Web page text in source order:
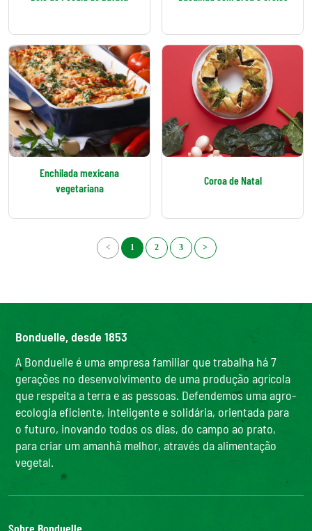
Enchilada mexicana
vegetariana
Coroa de Natal
< 1 2 3 >
Bonduelle, desde 1853
A Bonduelle é uma empresa familiar que trabalha há 7
gerações no desenvolvimento de uma produção agrícola
que respeita a terra e as pessoas. Defendemos uma agro-
ecologia eficiente, inteligente e solidária, orientada para
o futuro, inovando todos os dias, do campo ao prato,
para criar um amanhã melhor, através da alimentação
vegetal.